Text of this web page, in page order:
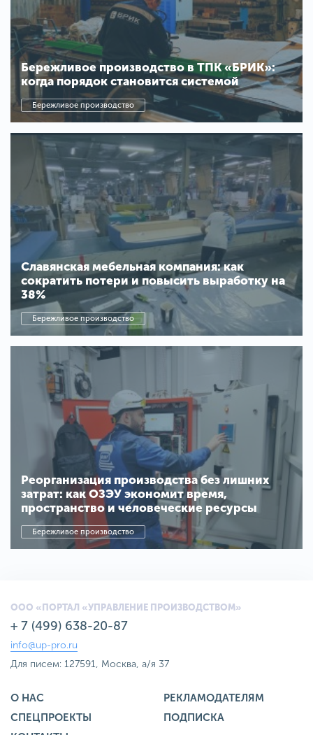
Бережливое производство в ТПК «БРИК»:
когда порядок становится системой
Бережливое производство
Славянская мебельная компания: как
сократить потери и повысить выработку на
38%
Бережливое производство
Реорганизация производства без лишних
затрат: как ОЗЭУ экономит время,
пространство и человеческие ресурсы
Бережливое производство
ООО «ПОРТАЛ «УПРАВЛЕНИЕ ПРОИЗВОДСТВОМ»
+ 7 (499) 638-20-87
info@up-pro.ru
Для писем: 127591, Москва, а/я 37
О НАС
РЕКЛАМОДАТЕЛЯМ
СПЕЦПРОЕКТЫ
ПОДПИСКА